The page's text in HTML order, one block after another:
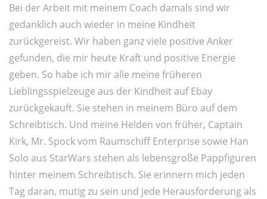
Bei der Arbeit mit meinem Coach damals sind wir
gedanklich auch wieder in meine Kindheit
zurückgereist. Wir haben ganz viele positive Anker
gefunden, die mir heute Kraft und positive Energie
geben. So habe ich mir alle meine früheren
Lieblingsspielzeuge aus der Kindheit auf Ebay
zurückgekauft. Sie stehen in meinem Büro auf dem
Schreibtisch. Und meine Helden von früher, Captain
Kirk, Mr. Spock vom Raumschiff Enterprise sowie Han
Solo aus StarWars stehen als lebensgroße Pappfiguren
hinter meinem Schreibtisch. Sie erinnern mich jeden
Tag daran, mutig zu sein und jede Herausforderung als